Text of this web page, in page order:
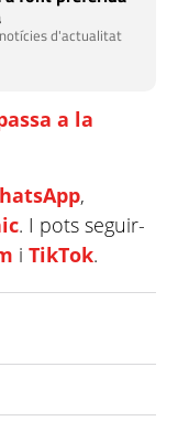
d'actualitat
a la
,
. I pots seguir-
i TikTok.